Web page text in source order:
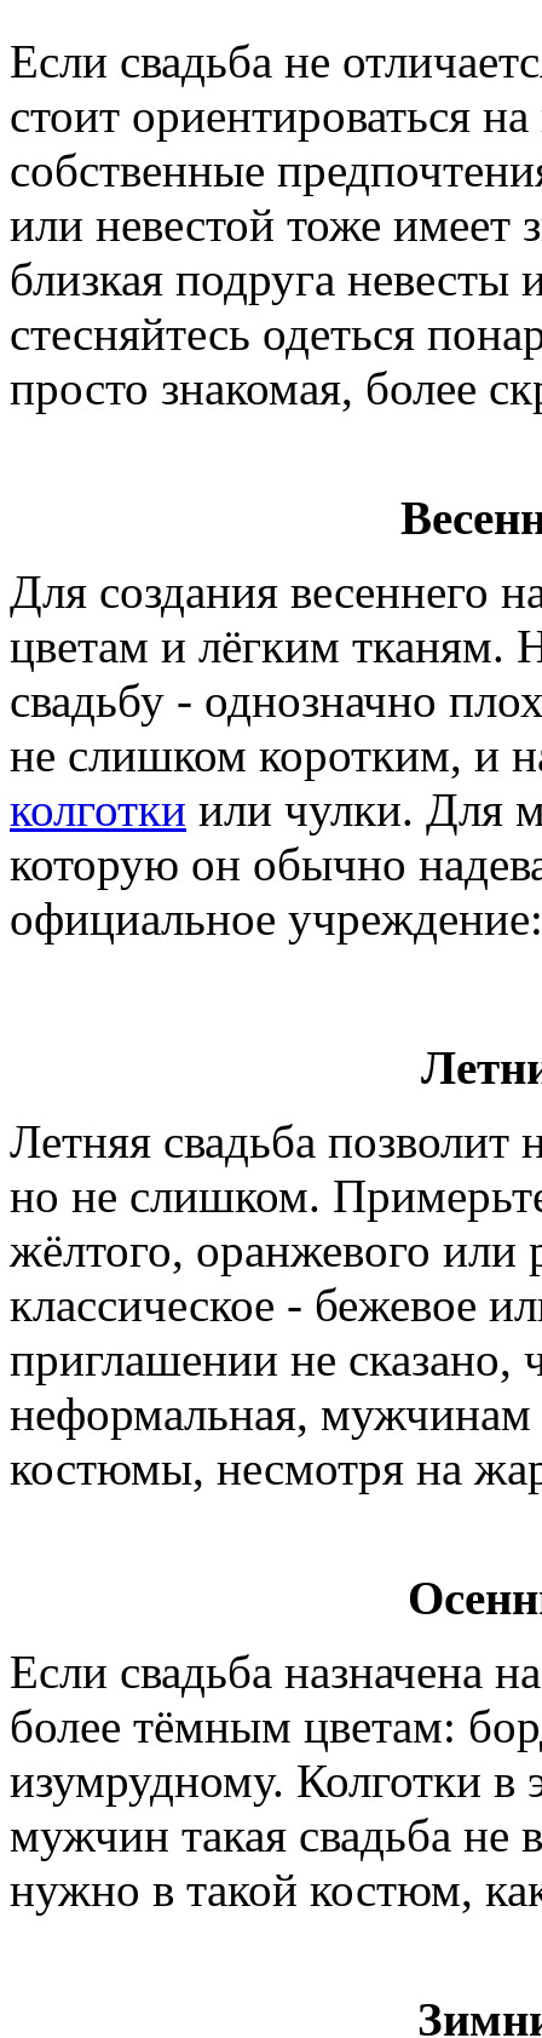
Если свадьба не
стоит ориентироваться
собственные
или невестой тоже имеет
близкая подруга невесты
стесняйтесь одеться
просто знакомая, более
Для создания весеннего
цветам и лёгким тканям.
свадьбу - однозначно
не слишком коротким, и
колготки или чулки. Для
которую он обычно
официальное
Летняя свадьба позволит
но не слишком.
жёлтого, оранжевого или
классическое - бежевое
приглашении не
неформальная, мужчинам
костюмы, несмотря на
Если свадьба назначена
более тёмным цветам:
изумрудному. Колготки в
мужчин такая свадьба не
нужно в такой костюм,